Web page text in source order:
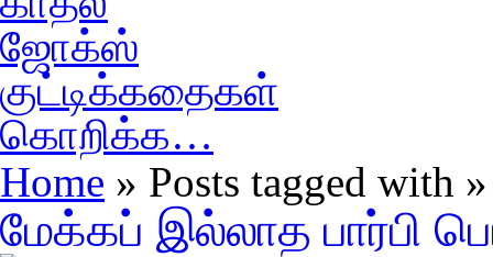
ஜோக்ஸ்
குட்டிக்கதைகள்
கொறிக்க…
Home » Posts tagged with
மேக்கப் இல்லாத பார்பி